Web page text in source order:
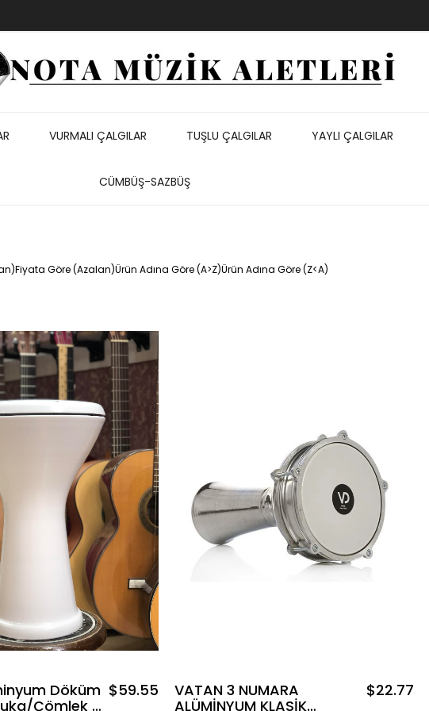
VURMALI ÇALGILAR TUŞLU ÇALGILAR YAYLI ÇALGILAR
CÜMBÜŞ-SAZBÜŞ
Fiyata Göre (Azalan)Ürün Adına Göre (A>Z)Ürün Adına Göre (Z<A)
Döküm
Çömlek -
$59.55
VATAN 3 NUMARA
ALÜMİNYUM KLASİK
$22.77